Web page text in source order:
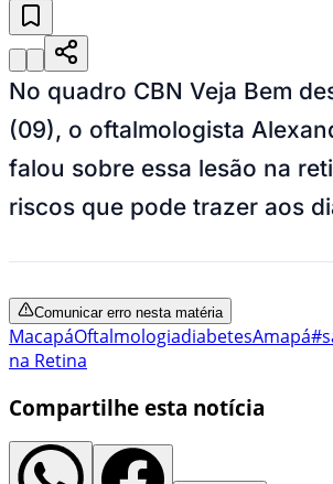
No quadro CBN Veja Bem
(09), o oftalmologista
falou sobre essa lesão na
riscos que pode trazer aos
Comunicar erro nesta matéria
MacapáOftalmologiadiabetesAmapá
na Retina
Compartilhe esta notícia